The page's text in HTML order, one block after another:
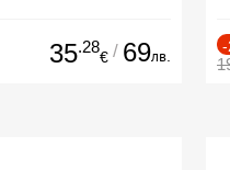
35.28
€ / 69лв.
-